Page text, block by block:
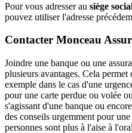
Pour vous adresser au siège
pouvez utiliser l'adresse
Contacter Monceau
Joindre une banque ou une
plusieurs avantages. Cela permet
exemple dans le cas d'une
pour une carte perdue ou volée
s'agissant d'une banque ou
des conseils urgemment pour
personnes sont plus à l'aise à